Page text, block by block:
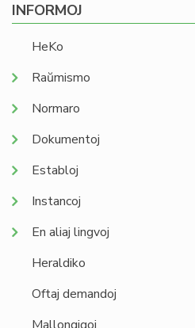
INFORMOJ
HeKo
Raŭmismo
Normaro
Dokumentoj
Establoj
Instancoj
En aliaj lingvoj
Heraldiko
Oftaj demandoj